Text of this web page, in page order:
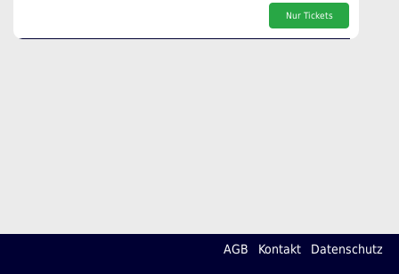
Nur Tickets
AGB Kontakt Datenschutz